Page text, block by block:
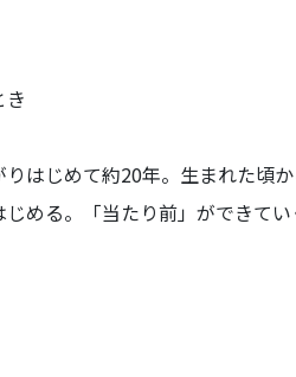
はじめて約20年。生まれた頃
める。「当たり前」ができて